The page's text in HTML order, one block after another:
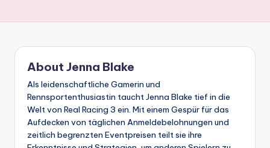
About Jenna Blake
Als leidenschaftliche Gamerin und
Rennsportenthusiastin taucht Jenna Blake tief in die
Welt von Real Racing 3 ein. Mit einem Gespür für das
Aufdecken von täglichen Anmeldebelohnungen und
zeitlich begrenzten Eventpreisen teilt sie ihre